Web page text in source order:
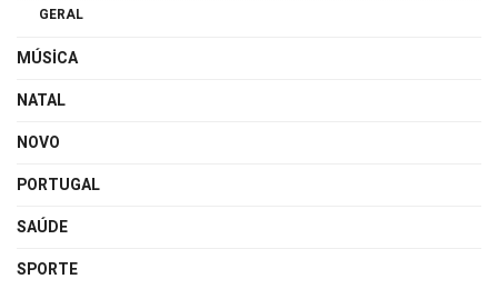
GERAL
MÚSICA
NATAL
NOVO
PORTUGAL
SAÚDE
SPORTE